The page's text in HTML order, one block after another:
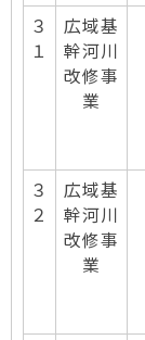
３
１
広域基
幹河川
改修事
業
３
２
広域基
幹河川
改修事
業